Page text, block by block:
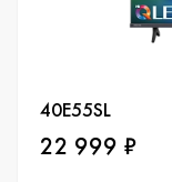
40E55SL
22 999 ₽